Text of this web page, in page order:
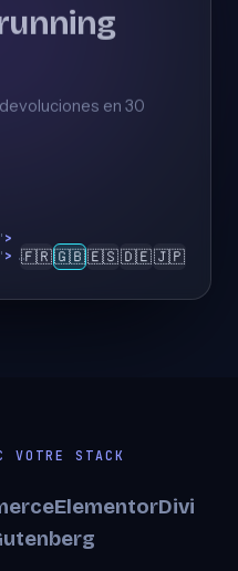
en 30
>
> …🇫🇷🇬🇧🇪🇸🇩🇪🇯🇵
VOTRE STACK
ElementorDivi